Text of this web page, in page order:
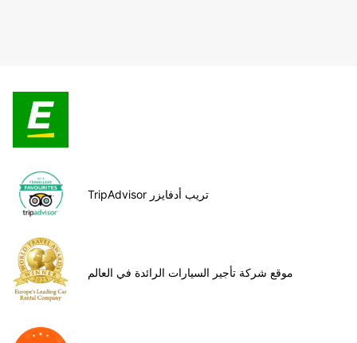
TripAdvisor تريب أدفايزر
موقع شركة تأجير السيارات الرائدة في العالم